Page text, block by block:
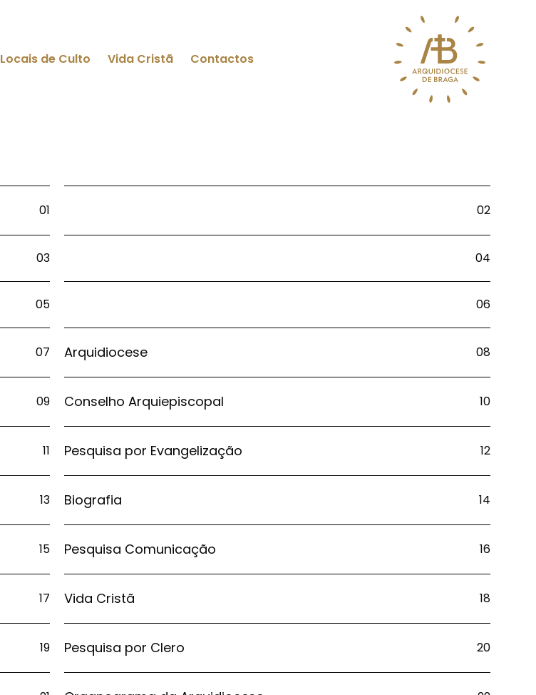
Locais de Culto Vida Cristã Contactos
01 02
03 04
05 06
07 Arquidiocese 08
09 Conselho Arquiepiscopal 10
11 Pesquisa por Evangelização 12
13 Biografia 14
15 Pesquisa Comunicação 16
17 Vida Cristã 18
19 Pesquisa por Clero 20